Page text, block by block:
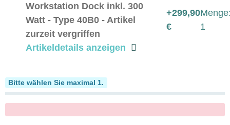
Workstation Dock inkl. 300
Watt - Type 40B0 - Artikel
zurzeit vergriffen
Artikeldetails anzeigen
+299,90
€
1
Softwarepakete
Bitte wählen Sie maximal 1.
x